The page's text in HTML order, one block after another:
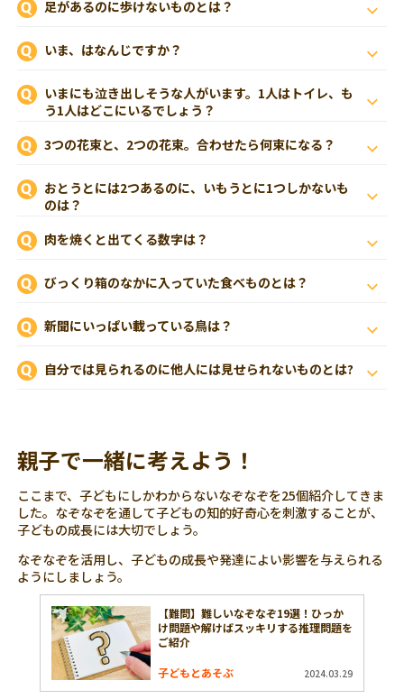
足があるのに歩けないものとは？
いま、はなんじですか？
いまにも泣き出しそうな人がいます。1人はトイレ、も
う1人はどこにいるでしょう？
3つの花束と、2つの花束。合わせたら何束になる？
おとうとには2つあるのに、いもうとに1つしかないも
のは？
肉を焼くと出てくる数字は？
びっくり箱のなかに入っていた食べものとは？
新聞にいっぱい載っている鳥は？
自分では見られるのに他人には見せられないものとは?
親子で一緒に考えよう！
ここまで、子どもにしかわからないなぞなぞを25個紹介してきま
した。なぞなぞを通して子どもの知的好奇心を刺激することが、
子どもの成長には大切でしょう。
なぞなぞを活用し、子どもの成長や発達によい影響を与えられる
ようにしましょう。
【難問】難しいなぞなぞ19選！ひっか
け問題や解けばスッキリする推理問題を
ご紹介
子どもとあそぶ 2024.03.29